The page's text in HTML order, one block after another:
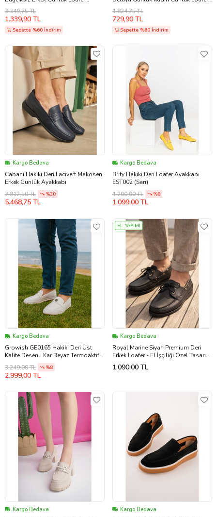
Ayakkabı (Gri)
3.349,75 TL
1.339,90 TL
Sepette %60 İndirim
Ayakkabı (Siyah)
1.824,75 TL
729,90 TL
Sepette %60 İndirim
Kargo Bedava
Cabani Hakiki Deri Lacivert Makosen
Erkek Günlük Ayakkabı
7.812,50 TL
%30
5.468,75 TL
Kargo Bedava
Brity Hakiki Deri Loafer Ayakkabı
EST002 (Sarı)
1.200,00 TL
%8
1.099,00 TL
Kargo Bedava
Growish GE0165 Hakiki Deri Üst
Kalite Desenli Kar Beyaz Termoaktif
Taban Teknolojisi Erkek Loafer
Günlük Ayakkabı (Beyaz)
3.249,00 TL %8
2.999,00 TL
EL YAPIMI
Kargo Bedava
Royal Marine Siyah Premium Deri
Erkek Loafer - El İşçiliği Özel Tasarım
Klasik Gemi Ayakkabısı (Boat Shoe)
Serisi
1.090,00 TL
Kargo Bedava Kargo Bedava